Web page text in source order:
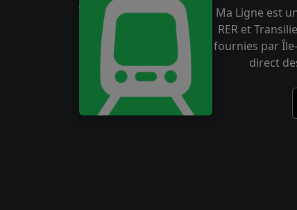
Ma Ligne est
RER et
fournies par
direct